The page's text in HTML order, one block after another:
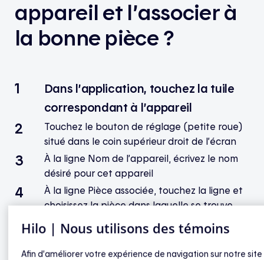
appareil et l’associer à
la bonne pièce ?
Dans l’application, touchez la tuile
correspondant à l’appareil
Touchez le bouton de réglage (petite roue)
situé dans le coin supérieur droit de l’écran
À la ligne Nom de l’appareil, écrivez le nom
désiré pour cet appareil
À la ligne Pièce associée, touchez la ligne et
choisissez la pièce dans laquelle se trouve
Si la pièce n’a pas encore été créée, touchez
+ Ajouter une pièce et remplissez les 3
Hilo | Nous utilisons des témoins
Afin d’améliorer votre expérience de navigation sur notre site